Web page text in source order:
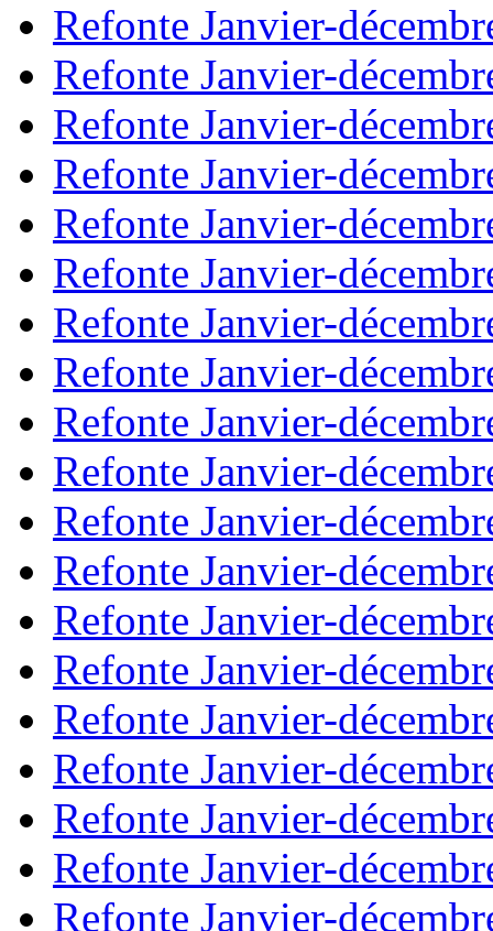
Refonte Janvier-
Refonte Janvier-
Refonte Janvier-
Refonte Janvier-
Refonte Janvier-
Refonte Janvier-
Refonte Janvier-
Refonte Janvier-
Refonte Janvier-
Refonte Janvier-
Refonte Janvier-
Refonte Janvier-
Refonte Janvier-
Refonte Janvier-
Refonte Janvier-
Refonte Janvier-
Refonte Janvier-
Refonte Janvier-
Refonte Janvier-